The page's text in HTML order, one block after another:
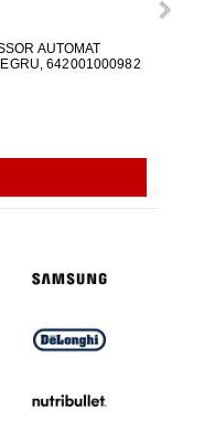
AUTOMAT
642001000982